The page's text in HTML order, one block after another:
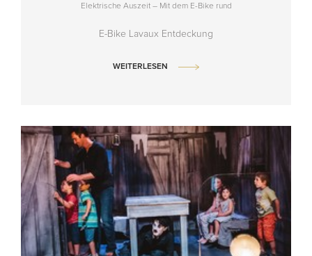
Elektrische Auszeit – Mit dem E-Bike rund
E-Bike Lavaux Entdeckung
WEITERLESEN